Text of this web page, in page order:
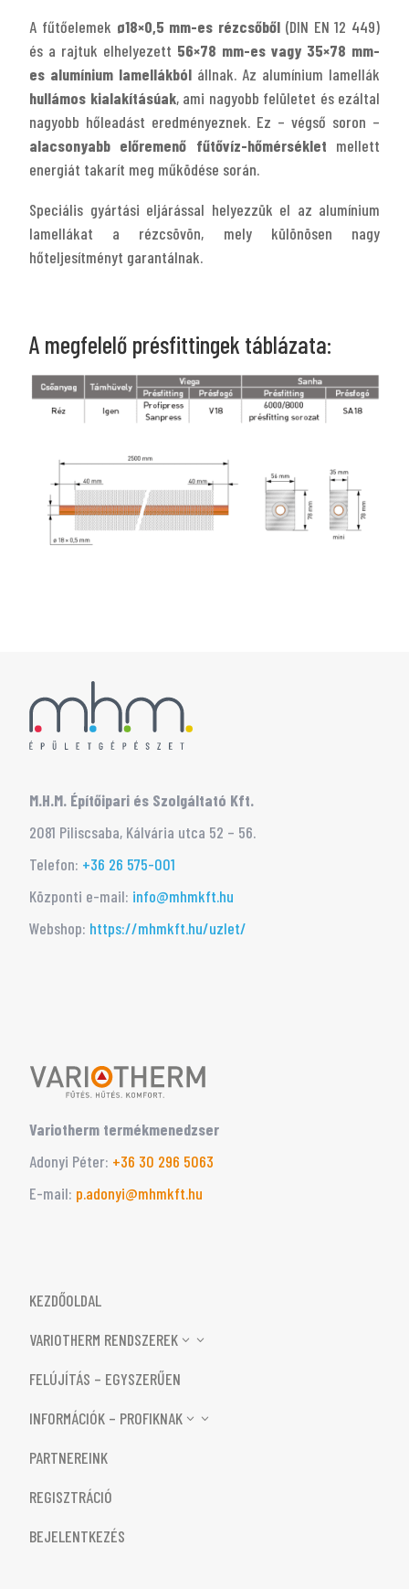
A fűtőelemek ø18×0,5 mm-es rézcsőből (DIN EN 12 449)
és a rajtuk elhelyezett 56×78 mm-es vagy 35×78 mm-
es alumínium lamellákból állnak. Az alumínium lamellák
hullámos kialakításúak, ami nagyobb felületet és ezáltal
nagyobb hőleadást eredményeznek. Ez – végső soron –
alacsonyabb előremenő fűtővíz-hőmérséklet mellett
energiát takarít meg működése során.
Speciális gyártási eljárással helyezzük el az alumínium
lamellákat a rézcsövön, mely különösen nagy
hőteljesítményt garantálnak.
A megfelelő présfittingek táblázata:
M.H.M. Építőipari és Szolgáltató Kft.
2081 Piliscsaba, Kálvária utca 52 – 56.
Telefon: +36 26 575-001
Központi e-mail: info@mhmkft.hu
Webshop: https://mhmkft.hu/uzlet/
Variotherm termékmenedzser
Adonyi Péter: ‭+36 30 296 5063‬
E-mail: p.adonyi@mhmkft.hu
KEZDŐOLDAL
VARIOTHERM RENDSZEREK
3
FELÚJÍTÁS – EGYSZERŰEN
INFORMÁCIÓK – PROFIKNAK
3
PARTNEREINK
REGISZTRÁCIÓ
BEJELENTKEZÉS